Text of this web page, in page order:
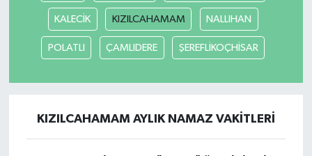
KALECİK KIZILCAHAMAM NALLIHAN
POLATLI ÇAMLIDERE ŞEREFLİKOÇHİSAR
KIZILCAHAMAM AYLIK NAMAZ VAKITLERI